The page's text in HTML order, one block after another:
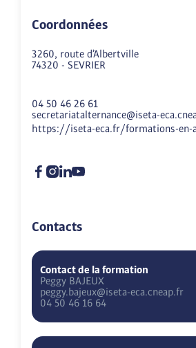
Coordonnées
3260, route d’Albertville
74320 - SEVRIER
04 50 46 26 61
secretariatalternance@iseta-
https://iseta-eca.fr/formations-en-
Contacts
Contact de la formation
Peggy BAJEUX
peggy.bajeux@iseta-eca.cneap.fr
04 50 46 16 64